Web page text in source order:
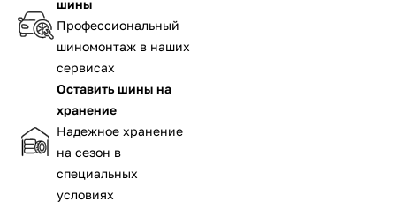
шины
Профессиональный
шиномонтаж в наших
сервисах
Оставить шины на
хранение
Надежное хранение
на сезон в
специальных
условиях